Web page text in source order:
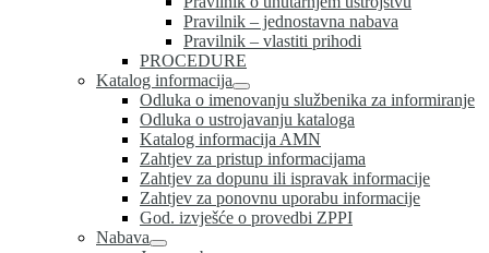
Pravilnik – jednostavna nabava
Pravilnik – vlastiti prihodi
PROCEDURE
Katalog informacija
Odluka o imenovanju službenika za informiranje
Odluka o ustrojavanju kataloga
Katalog informacija AMN
Zahtjev za pristup informacijama
Zahtjev za dopunu ili ispravak informacije
Zahtjev za ponovnu uporabu informacije
God. izvješće o provedbi ZPPI
Nabava